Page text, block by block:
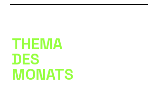
THEMA
DES
MONATS